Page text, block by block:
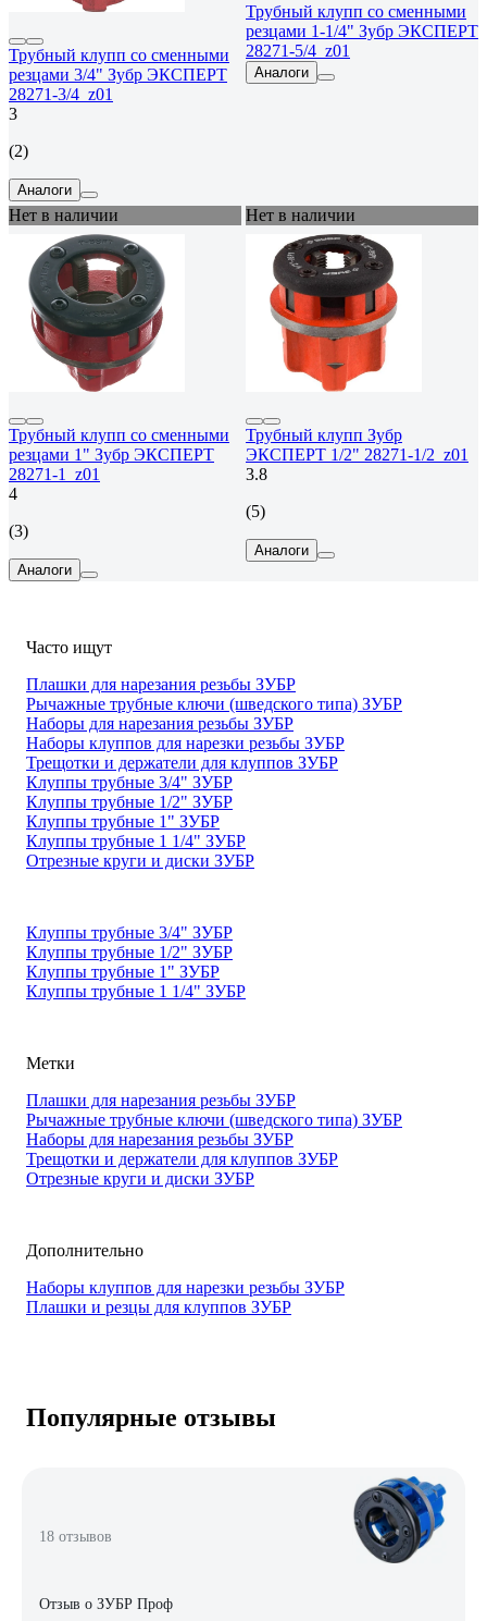
Трубный клупп со сменными
резцами 3/4" Зубр ЭКСПЕРТ
28271-3/4_z01
3
(2)
Аналоги
Трубный клупп со сменными
резцами 1-1/4" Зубр ЭКСПЕРТ
28271-5/4_z01
Аналоги
Нет в наличии
Трубный клупп со сменными
резцами 1" Зубр ЭКСПЕРТ
28271-1_z01
4
(3)
Аналоги
Нет в наличии
Трубный клупп Зубр
ЭКСПЕРТ 1/2" 28271-1/2_z01
3.8
(5)
Аналоги
Часто ищут
Плашки для нарезания резьбы ЗУБР
Рычажные трубные ключи (шведского типа) ЗУБР
Наборы для нарезания резьбы ЗУБР
Наборы клуппов для нарезки резьбы ЗУБР
Трещотки и держатели для клуппов ЗУБР
Клуппы трубные 3/4" ЗУБР
Клуппы трубные 1/2" ЗУБР
Клуппы трубные 1" ЗУБР
Клуппы трубные 1 1/4" ЗУБР
Отрезные круги и диски ЗУБР
Клуппы трубные 3/4" ЗУБР
Клуппы трубные 1/2" ЗУБР
Клуппы трубные 1" ЗУБР
Клуппы трубные 1 1/4" ЗУБР
Метки
Плашки для нарезания резьбы ЗУБР
Рычажные трубные ключи (шведского типа) ЗУБР
Наборы для нарезания резьбы ЗУБР
Трещотки и держатели для клуппов ЗУБР
Отрезные круги и диски ЗУБР
Дополнительно
Наборы клуппов для нарезки резьбы ЗУБР
Плашки и резцы для клуппов ЗУБР
Популярные отзывы
18 отзывов
Отзыв о ЗУБР Проф